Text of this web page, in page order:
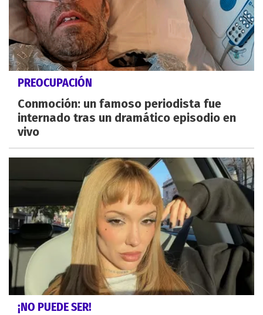
PREOCUPACIÓN
Conmoción: un famoso periodista fue
internado tras un dramático episodio en
vivo
¡NO PUEDE SER!